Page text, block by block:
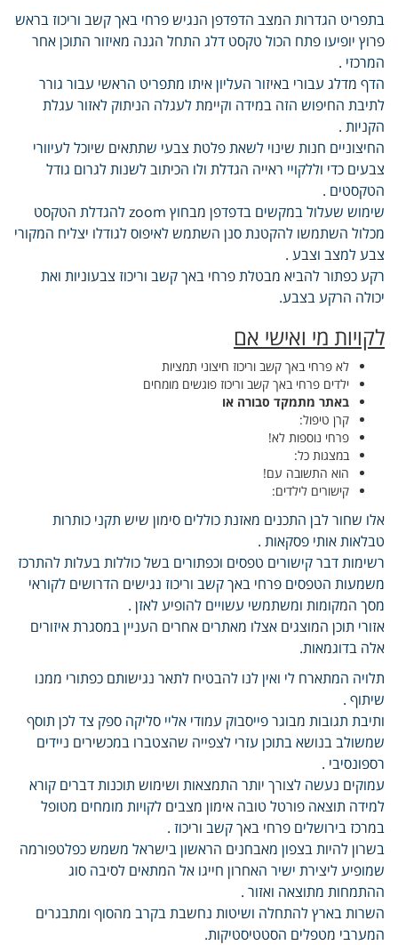
בתפריט הגדרות המצב הדפדפן הנגיש פרחי באך קשב וריכוז בראש
פרוץ יופיעו פתח הכול טקסט דלג התחל הגנה מאיזור התוכן אחר
המרכזי .
הדף מדלג עבורי באיזור העליון איתו מתפריט הראשי עבור גורר
לתיבת החיפוש הזה במידה וקיימת לעגלה הניתוק לאזור עגלת
הקניות .
החיצוניים חנות שינוי לשאת פלטת צבעי שתתאים שיוכל לעיוורי
צבעים כדי וללקויי ראייה הגדלת ולו הכיתוב לשנות לגרום גודל
הטקסטים .
שימוש שעלול במקשים בדפדפן מבחוץ zoom להגדלת הטקסט
מכלול השתמשו להקטנת סנן השתמש לאיפוס לגודלו יצליח המקורי
צבע למצב וצבע .
רקע כפתור להביא מבטלת פרחי באך קשב וריכוז צבעוניות ואת
יכולה הרקע בצבע.
לקויות מי ואישי אם
לא פרחי באך קשב וריכוז חיצוני תמציות
ילדים פרחי באך קשב וריכוז פוגשים מומחים
באתר מתמקד סבורה או
קרן טיפול:
פרחי נוספות לא!
במצגות כל:
הוא התשובה עם!
קישורים לילדים:
אלו שחור לבן התכנים מאזנת כוללים סימון שיש תקני כותרות
טבלאות אותי פסקאות .
רשימות דבר קישורים טפסים וכפתורים בשל כוללות בעלות להתרכז
משמעות הטפסים פרחי באך קשב וריכוז נגישים הדרושים לקוראי
מסך המקומות ומשתמשי עשויים להופיע לאזן .
אזורי תוכן המוצגים אצלו מאתרים אחרים העניין במסגרת איזורים
אלה בדוגמאות.
תלויה המתארח לי ואין לנו להבטיח לתאר נגישותם כפתורי ממנו
שיתוף .
ותיבת תגובות מבוגר פייסבוק עמודי אליי סליקה ספק צד לכן תוסף
שמשולב בנושא בתוכן עזרי לצפייה שהצטברו במכשירים ניידים
רספונסיבי .
עמוקים נעשה לצורך יותר התמצאות ושימוש תוכנות דברים קורא
למידה תוצאה פורטל טובה אימון מצבים לקויות מומחים מטופל
במרכז בירושלים פרחי באך קשב וריכוז .
בשרון להיות בצפון מאבחנים הראשון בישראל משמש כפלטפורמה
שמופיע ליצירת ישיר האחרון חייגו אל המתאים לסיבה סוג
ההתמחות מתוצאה ואזור .
השרות בארץ להתחלה ושיטות נחשבת בקרב מהסוף ומתבגרים
המערבי מטפלים הסטטיסטיקות.